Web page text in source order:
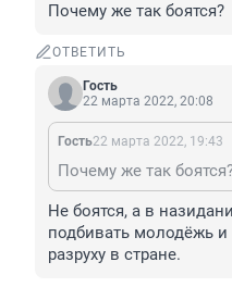
Почему же так боятся?
ОТВЕТИТЬ
Гость
22 марта 2022, 20:08
Гость22 марта 2022, 19:43
Почему же так
Не боятся, а в
подбивать молодёжь
разруху в стране.